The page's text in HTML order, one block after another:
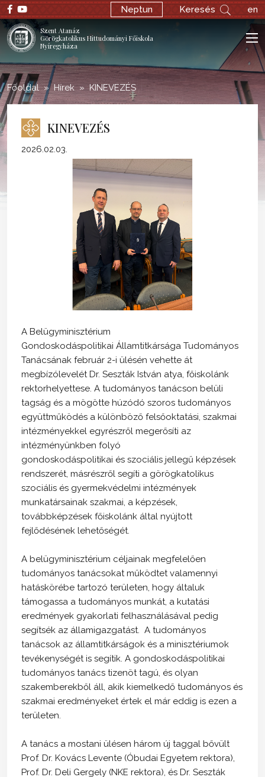
; Neptun Keresés en
Szent Atanáz
Görögkatolikus Hittudományi Főiskola
Nyíregyháza
Főoldal Hírek KINEVEZÉS
KINEVEZÉS
2026.02.03.
A Belügyminisztérium
Gondoskodáspolitikai Államtitkársága Tudományos
Tanácsának február 2-i ülésén vehette át
megbízólevelét Dr. Seszták István atya, főiskolánk
rektorhelyettese. A tudományos tanácson belüli
tagság és a mögötte húzódó szoros tudományos
együttműködés a különböző felsőoktatási, szakmai
intézményekkel egyrészről megerősíti az
intézményünkben folyó
gondoskodáspolitikai és szociális jellegű képzések
rendszerét, másrészről segíti a görögkatolikus
szociális és gyermekvédelmi intézmények
munkatársainak szakmai, a képzések,
továbbképzések főiskolánk által nyújtott
fejlődésének lehetőségét.
A belügyminisztérium céljainak megfelelően
tudományos tanácsokat működtet valamennyi
hatáskörébe tartozó területen, hogy általuk
támogassa a tudományos munkát, a kutatási
eredmények gyakorlati felhasználásával pedig
segítsék az államigazgatást. A tudományos
tanácsok az államtitkárságok és a minisztériumok
tevékenységét is segítik. A gondoskodáspolitikai
tudományos tanács tizenöt tagú, és olyan
szakemberekből áll, akik kiemelkedő tudományos és
szakmai eredményeket értek el már eddig is ezen a
területen.
A tanács a mostani ülésen három új taggal bővült
Prof. Dr. Kovács Levente (Óbudai Egyetem rektora),
Prof. Dr. Deli Gergely (NKE rektora), és Dr. Seszták